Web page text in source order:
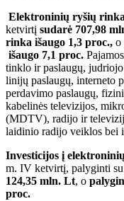
Elektroninių ryšių
ketvirtį sudarė 707,98
rinka išaugo 1,3 proc., o
išaugo 7,1 proc.
tinklo ir paslaugų,
linijų paslaugų, interneto
perdavimo paslaugų,
kabelinės televizijos,
(MDTV), radijo ir
laidinio radijo veiklos bei
Investicijos į
m. IV ketvirtį, palyginti
124,35 mln. Lt, o
proc.